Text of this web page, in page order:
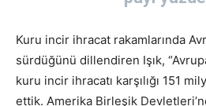
Kuru incir ihracat rakamlarında
sürdüğünü dillendiren Işık,
kuru incir ihracatı karşılığı 151
ettik. Amerika Birleşik